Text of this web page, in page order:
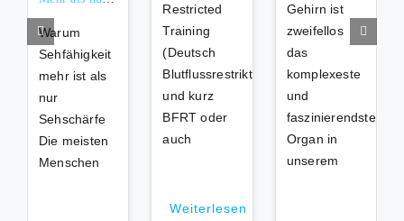
Warum
Sehfähigkeit
mehr ist als
nur
Sehschärfe
Die meisten
Menschen
Restricted
Training
(Deutsch
Blutflussrestriktionstraining)
und kurz
BFRT oder
auch
Weiterlesen
Gehirn ist
zweifellos
das
komplexeste
und
faszinierendste
Organ in
unserem